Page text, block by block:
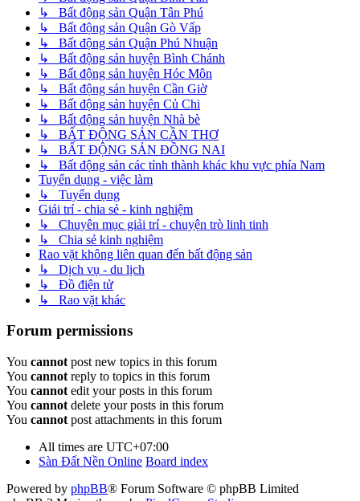
↳ Bất động sản Quận Tân Phú
↳ Bất động sản Quận Gò Vấp
↳ Bất động sản Quận Phú Nhuận
↳ Bất động sản huyện Bình Chánh
↳ Bất động sản huyện Hóc Môn
↳ Bất động sản huyện Cần Giờ
↳ Bất động sản huyện Củ Chi
↳ Bất động sản huyện Nhà bè
↳ BẤT ĐỘNG SẢN CẦN THƠ
↳ BẤT ĐỘNG SẢN ĐỒNG NAI
↳ Bất động sản các tỉnh thành khác khu vực phía Nam
Tuyển dụng - việc làm
↳ Tuyển dụng
Giải trí - chia sẻ - kinh nghiệm
↳ Chuyên mục giải trí - chuyện trò linh tinh
↳ Chia sẻ kinh nghiệm
Rao vặt không liên quan đến bất động sản
↳ Dịch vụ - du lịch
↳ Đồ điện tử
↳ Rao vặt khác
Forum permissions
You cannot post new topics in this forum
You cannot reply to topics in this forum
You cannot edit your posts in this forum
You cannot delete your posts in this forum
You cannot post attachments in this forum
All times are UTC+07:00
Sàn Đất Nền Online Board index
Powered by phpBB® Forum Software © phpBB Limited